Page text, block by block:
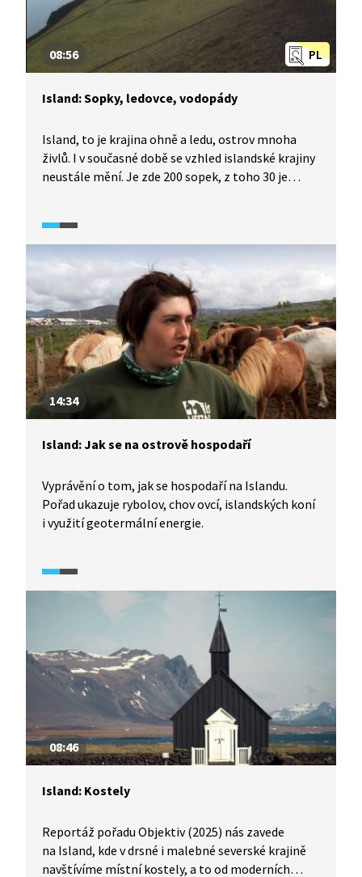
PL
08:56
Island: Sopky, ledovce, vodopády
Island, to je krajina ohně a ledu, ostrov mnoha
živlů. I v současné době se vzhled islandské krajiny
neustále mění. Je zde 200 sopek, z toho 30 je
Sopečná činnost není nic mimořádného ani
v současnosti. Nejsou to však jen sopky, které
utváří charakter islandské krajiny. Při cestách
po Islandu nás čekají vodopády, ledovce, horké
prameny, jezera a divoké řeky.
14:34
Island: Jak se na ostrově hospodaří
Vyprávění o tom, jak se hospodaří na Islandu.
Pořad ukazuje rybolov, chov ovcí, islandských koní
i využití geotermální energie.
08:46
Island: Kostely
Reportáž pořadu Objektiv (2025) nás zavede
na Island, kde v drsné i malebné severské krajině
navštívíme místní kostely, a to od moderních